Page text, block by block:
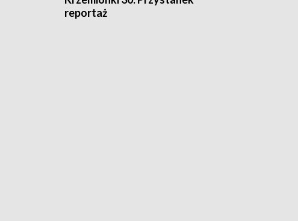
reportaż